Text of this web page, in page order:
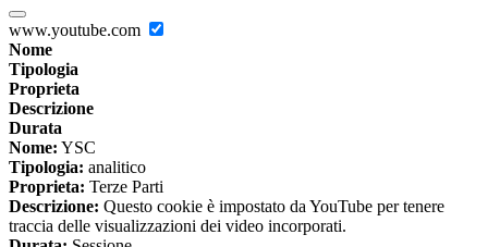
www.youtube.com
Nome
Tipologia
Proprieta
Descrizione
Durata
Nome: YSC
Tipologia: analitico
Proprieta: Terze Parti
Descrizione: Questo cookie è impostato da YouTube per tenere
traccia delle visualizzazioni dei video incorporati.